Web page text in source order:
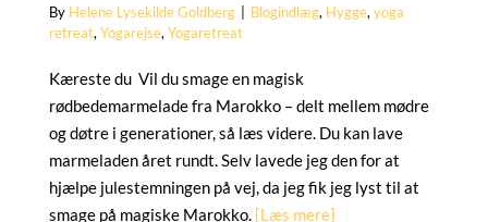
By Helene Lysekilde Goldberg Blogindlæg, Hygge,yoga
retreat,Yogarejse,Yogaretreat
Kæreste du Vil du smage en magisk
rødbedemarmelade fra Marokko – delt mellem mødre
og døtre i generationer, så læs videre. Du kan lave
marmeladen året rundt. Selv lavede jeg den for at
hjælpe julestemningen på vej, da jeg fik jeg lyst til at
smage på magiske Marokko. [Læs mere]